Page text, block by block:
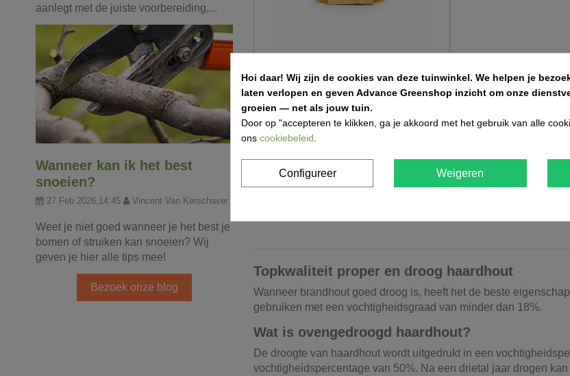
Brandhout in netzak 12,5dm³
€ 6,00
Item 1-4 van 4 in totaal item(s)
Topkwaliteit proper en droog haardhout
Wanneer brandhout goed droog is, heeft het de beste
gebruiken met een vochtigheidsgraad van minder dan 18%.
Wat is ovengedroogd haardhout?
De droogte van haardhout wordt uitgedrukt in een
vochtigheidspercentage van 50%. Na een drietal jaar drogen
aanlegt met de juiste voorbereiding,...
Wanneer kan ik het best
snoeien?
27 Feb 2026,14:45 Vincent Van Kerschaver
Weet je niet goed wanneer je het best je
bomen of struiken kan snoeien? Wij
geven je hier alle tips mee!
Bezoek onze blog
Hoi daar! Wij zijn de cookies van deze tuinwinkel. We helpen je
laten verlopen en geven Advance Greenshop inzicht om onze
groeien — net als jouw tuin.
Door op "accepteren te klikken, ga je akkoord met het gebruik van alle
ons cookiebeleid
Configureer Weigeren